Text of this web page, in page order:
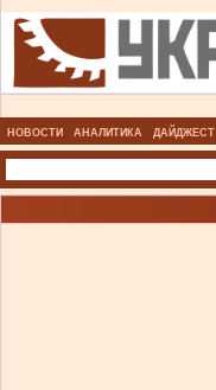
НОВОСТИ АНАЛИТИКА ДАЙДЖЕСТ